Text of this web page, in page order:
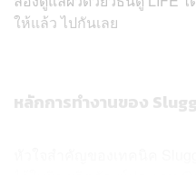
ให้แล้ว ไปกันเลย
หลักการทำงานของ